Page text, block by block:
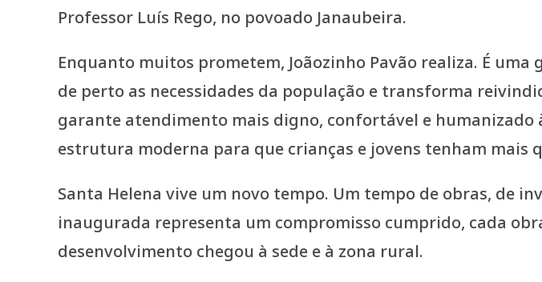
Professor Luís Rego, no povoado Janaubeira.
Enquanto muitos prometem, Joãozinho Pavão realiza. É
de perto as necessidades da população e transforma
garante atendimento mais digno, confortável e humanizado
estrutura moderna para que crianças e jovens tenham
Santa Helena vive um novo tempo. Um tempo de obras, de
inaugurada representa um compromisso cumprido, cada
desenvolvimento chegou à sede e à zona rural.